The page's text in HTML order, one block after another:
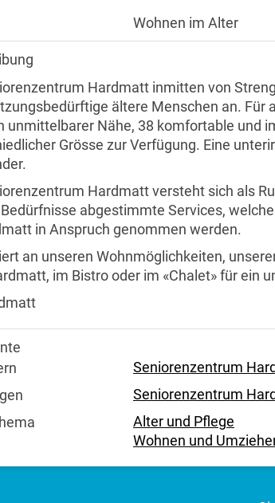
Wohnen im Alter
Hardmatt inmitten von
ältere Menschen an. Für
unmittelbarer Nähe, 38 komfortable und
Grösse zur Verfügung. Eine
Hardmatt versteht sich als
abgestimmte Services,
in Anspruch genommen werden.
an unseren Wohnmöglichkeiten,
im Bistro oder im «Chalet» für ein
Seniorenzentrum
Seniorenzentrum
Alter und Pflege
Wohnen und